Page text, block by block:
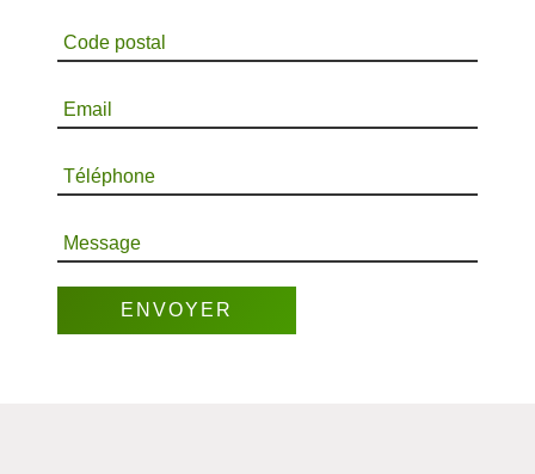
Code postal
Email
Téléphone
Message